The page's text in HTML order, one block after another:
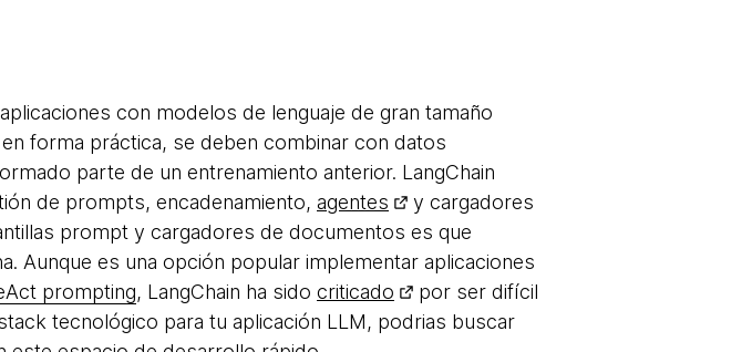
con modelos de lenguaje de gran tamaño
forma práctica, se deben combinar con datos
parte de un entrenamiento anterior. LangChain
de prompts, encadenamiento, agentes
y cargadores
prompt y cargadores de documentos es que
Aunque es una opción popular implementar aplicaciones
prompting, LangChain ha sido criticado
por ser difícil
tecnológico para tu aplicación LLM, podrias buscar